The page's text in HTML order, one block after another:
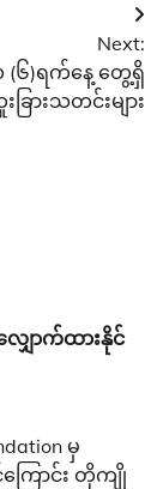
Next:
(၆)ရက်နေ့ တွေ့ရှိ
ခြားသတင်းများ
ျှောက်ထားနိုင်
မှ
ြောင်း တိုကျို